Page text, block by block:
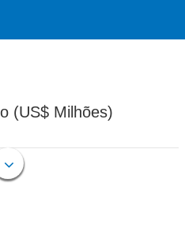
(US$ Milhões)